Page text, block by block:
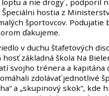
a nie drogy´, podporil
Špeciálni hostia z
športovcov.
ďakujeme.
v duchu štafetových
základná škola Na
svojho trénera a kapitána
zdolávať jednotlivé
a „skupinový skok“, kde